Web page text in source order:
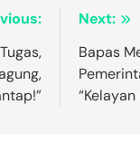
Next:
Bapas